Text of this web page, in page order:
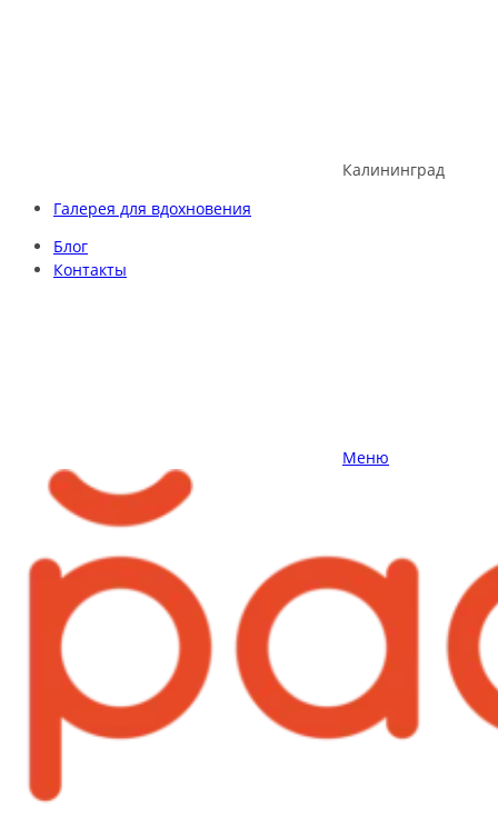
Калининград
Галерея для вдохновения
Блог
Контакты
Меню